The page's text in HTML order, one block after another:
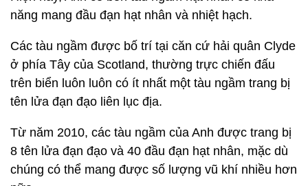
năng mang đầu đạn hạt nhân và nhiệt hạch.
Các tàu ngầm được bố trí tại căn cứ hải quân Clyde
ở phía Tây của Scotland, thường trực chiến đấu
trên biển luôn luôn có ít nhất một tàu ngầm trang bị
tên lửa đạn đạo liên lục địa.
Từ năm 2010, các tàu ngầm của Anh được trang bị
8 tên lửa đạn đạo và 40 đầu đạn hạt nhân, mặc dù
chúng có thể mang được số lượng vũ khí nhiều hơn